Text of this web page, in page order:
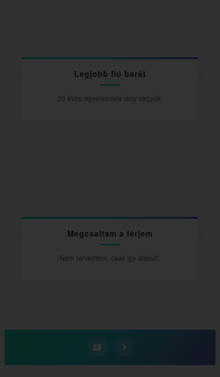
Legjobb fiú barát
20 éves egyetemista lány vagyok.
Megcsaltam a férjem
Nem terveztem, csak igy alakult.